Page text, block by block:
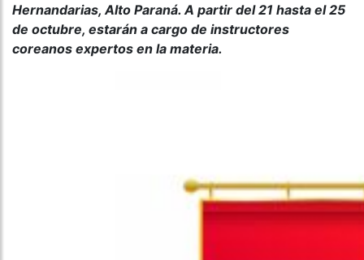
Hernandarias, Alto Paraná. A partir del 21 hasta el 25
de octubre, estarán a cargo de instructores
coreanos expertos en la materia.